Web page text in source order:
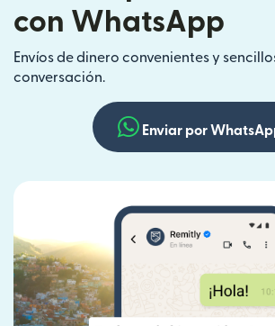
con WhatsApp
Envíos de dinero convenientes y
conversación.
Enviar por